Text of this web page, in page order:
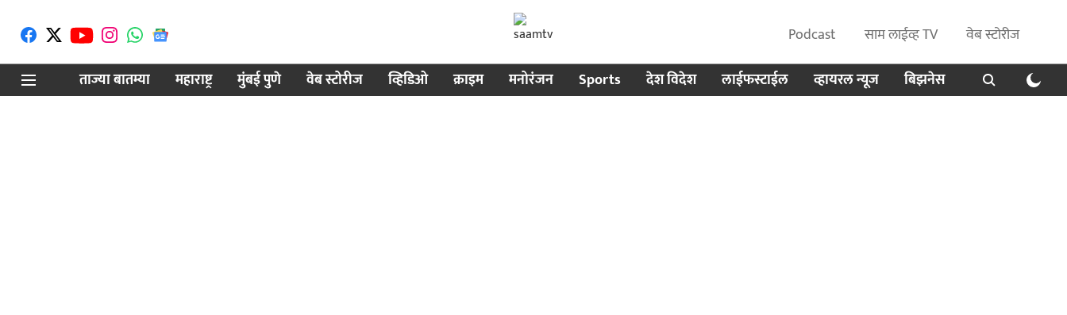
Podcast साम लाईव्ह TV
वेब स्टोरीज
ताज्या बातम्या
महाराष्ट्र मुंबई पुणे वेब स्टोरीज व्हिडिओ क्राइम मनोरंजन Sports देश विदेश लाईफस्टाईल व्हायरल न्यूज बिझनेस